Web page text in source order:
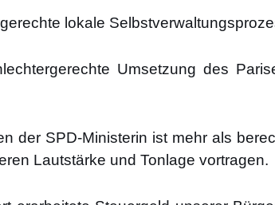
loka­le
Umset­zung des
der SPD-Minis­te­rin ist mehr als
Laut­stär­ke und Ton­la­ge vor­tra­gen.